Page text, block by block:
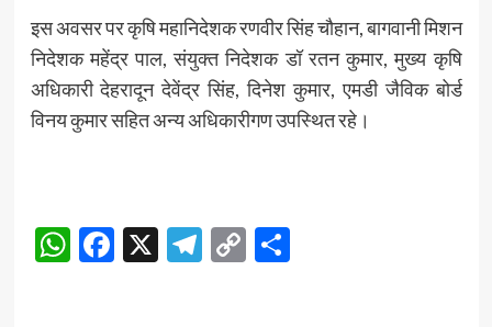
इस अवसर पर कृषि महानिदेशक रणवीर सिंह चौहान, बागवानी मिशन
निदेशक महेंद्र पाल, संयुक्त निदेशक डॉ रतन कुमार, मुख्य कृषि
अधिकारी देहरादून देवेंद्र सिंह, दिनेश कुमार, एमडी जैविक बोर्ड
विनय कुमार सहित अन्य अधिकारीगण उपस्थित रहे।
Post
Navigation
WhatsApp
Facebook
X Telegram
CopyShare